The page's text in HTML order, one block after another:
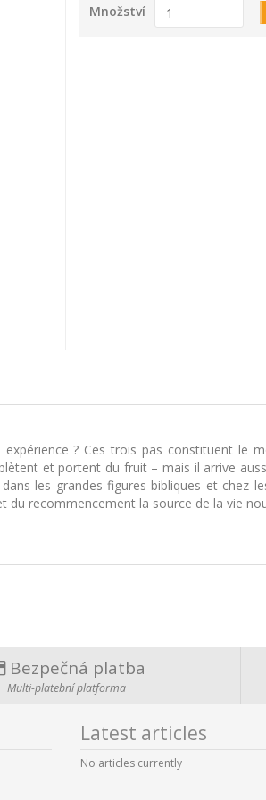
Množství
? Ces trois pas constituent le
et portent du fruit – mais il arrive
les grandes figures bibliques et chez
du recommencement la source de la vie
Bezpečná platba
Multi-platební platforma
Latest articles
No articles currently